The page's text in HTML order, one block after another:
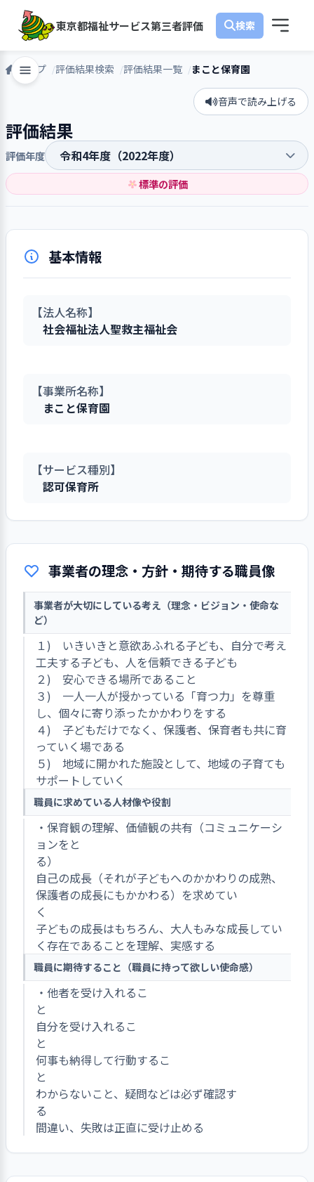
東京都福祉サービス第三者評価
トップ 評価結果検索 評価結果一覧 まこと保育園
音声で読み上げる
評価結果
評価年度
標準の評価
基本情報
【法人名称】
社会福祉法人聖救主福祉会
【事業所名称】
まこと保育園
【サービス種別】
認可保育所
事業者の理念・方針・期待する職員像
事業者が大切にしている考え（理念・ビジョン・使命な
ど）
１) いきいきと意欲あふれる子ども、自分で考え
工夫する子ども、人を信頼できる子ども
２) 安心できる場所であること
３) 一人一人が授かっている「育つ力」を尊重
し、個々に寄り添ったかかわりをする
４) 子どもだけでなく、保護者、保育者も共に育
っていく場である
５) 地域に開かれた施設として、地域の子育ても
サポートしていく
職員に求めている人材像や役割
・保育観の理解、価値観の共有（コミュニケーシ
ョンをと
る
自己の成長（それが子どもへのかかわりの成熟、
保護者の成長にもかかわる）を求めてい
く
子どもの成長はもちろん、大人もみな成長してい
く存在であることを理解、実感する
職員に期待すること（職員に持って欲しい使命感）
・他者を受け入れるこ
自分を受け入れるこ
何事も納得して行動するこ
わからないこと、疑問などは必ず確認す
間違い、失敗は正直に受け止める